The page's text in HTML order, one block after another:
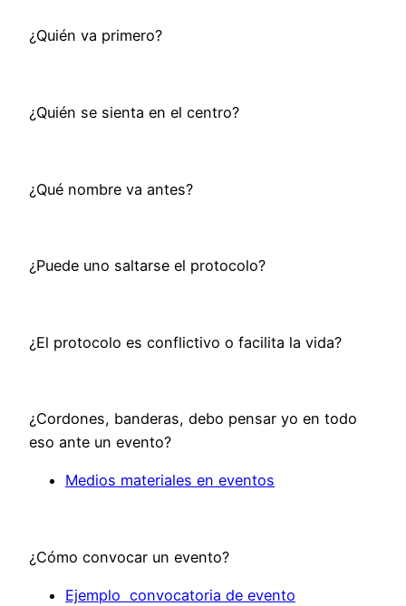
¿Quién va primero?
¿Quién se sienta en el centro?
¿Qué nombre va antes?
¿Puede uno saltarse el protocolo?
¿El protocolo es conflictivo o facilita la vida?
¿Cordones, banderas, debo pensar yo en todo
eso ante un evento?
Medios materiales en eventos
¿Cómo convocar un evento?
Ejemplo convocatoria de evento